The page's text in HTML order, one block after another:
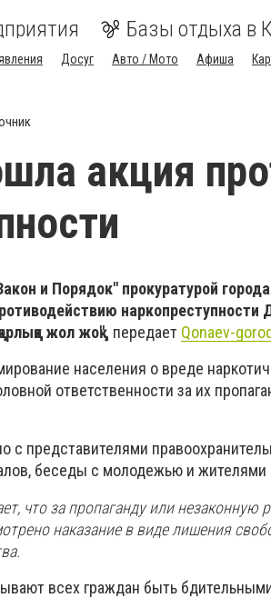
Базы отдыха в
Досуг Авто / Мото Афиша
акция
и Порядок" прокуратурой
наркопреступности
жол жоқ", передает Qonaev-
населения о вреде
ответственности за их
с представителями
беседы с молодежью и жителями
что за пропаганду или незаконную
наказание в виде лишения
всех граждан быть